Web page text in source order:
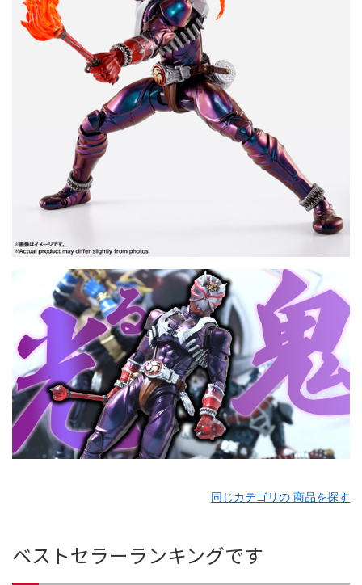
同じカテゴリの 商品を探す
ベストセラーランキングです